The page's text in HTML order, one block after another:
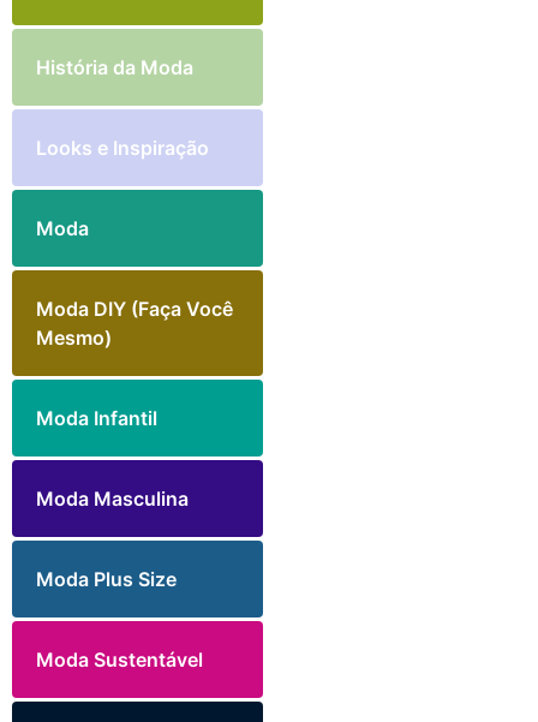
História da Moda
Looks e Inspiração
Moda
Moda DIY (Faça Você
Mesmo)
Moda Infantil
Moda Masculina
Moda Plus Size
Moda Sustentável